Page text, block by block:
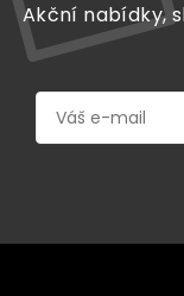
Akční nabídky,